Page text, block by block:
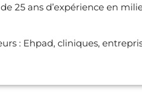
25 ans d’expérience en
: Ehpad, cliniques,